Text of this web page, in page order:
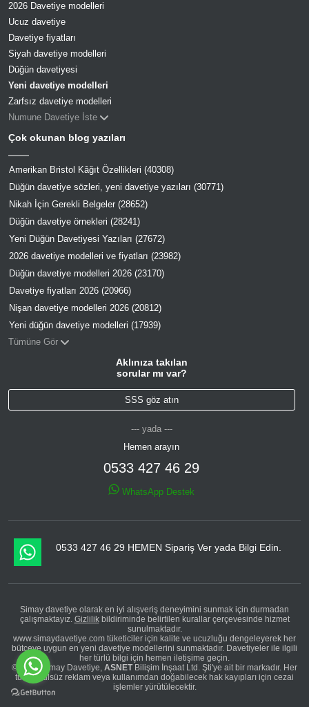
2026 Davetiye modelleri
Ucuz davetiye
Davetiye fiyatları
Siyah davetiye modelleri
Düğün davetiyesi
Yeni davetiye modelleri
Zarfsız davetiye modelleri
Numune Davetiye İste
Çok okunan blog yazıları
Amerikan Bristol Kâğıt Özellikleri (40308)
Düğün davetiye sözleri, yeni davetiye yazıları (30771)
Nikah İçin Gerekli Belgeler (28652)
Düğün davetiye örnekleri (28241)
Yeni Düğün Davetiyesi Yazıları (27672)
2026 davetiye modelleri ve fiyatları (23982)
Düğün davetiye modelleri 2026 (23170)
Davetiye fiyatları 2026 (20966)
Nişan davetiye modelleri 2026 (20812)
Yeni düğün davetiye modelleri (17939)
Tümüne Gör
Aklınıza takılan
sorular mı var?
SSS göz atın
--- yada ---
Hemen arayın
0533 427 46 29
WhatsApp Destek
0533 427 46 29 HEMEN Sipariş Ver yada Bilgi Edin.
Simay davetiye olarak en iyi alışveriş deneyimini sunmak için durmadan
çalışmaktayız. Gizlilikbildiriminde belirtilen kurallar çerçevesinde hizmet
sunulmaktadır.
www.simaydavetiye.com tüketiciler için kalite ve ucuzluğu dengeleyerek her
bütçeye uygun en yeni davetiye modellerini sunmaktadır. Davetiyeler ile ilgili
her türlü bilgi için hemen iletişime geçin.
© 2026 Simay Davetiye, ASNETBilişim İnşaat Ltd. Şti'ye ait bir markadır. Her
türlü usulsüz reklam veya kullanımdan doğabilecek hak kayıpları için cezai
işlemler yürütülecektir.